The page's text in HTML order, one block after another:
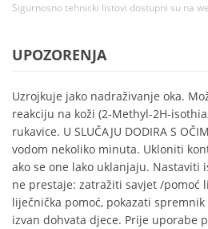
Sigurnosno tehnicki listovi dostupni su na
UPOZORENJA
Uzrojkuje jako nadraživanje oka.
reakciju na koži (2-Methyl-2H-
rukavice. U SLUČAJU DODIRA S
vodom nekoliko minuta. Ukloniti
ako se one lako uklanjaju. Nastaviti
ne prestaje: zatražiti savjet /pomoć
liječnička pomoć, pokazati
izvan dohvata djece. Prije uporabe